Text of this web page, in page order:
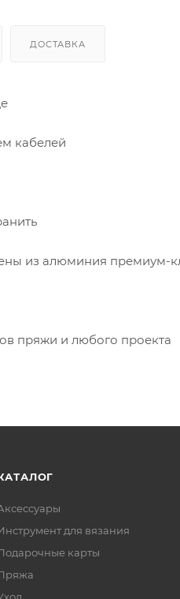
ДОСТАВКА
кабелей
из алюминия премиум-
пряжи и любого проекта
для вязания
карты